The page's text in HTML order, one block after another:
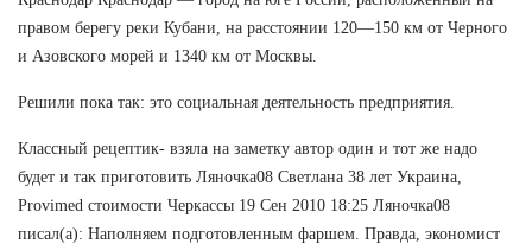
правом берегу реки Кубани, на расстоянии 120—150 км от Черного
и Азовского морей и 1340 км от Москвы.
Решили пока так: это социальная деятельность предприятия.
Классный рецептик- взяла на заметку автор один и тот же надо
будет и так приготовить Ляночка08 Светлана 38 лет Украина,
Provimed стоимости Черкассы 19 Сен 2010 18:25 Ляночка08
писал(а): Наполняем подготовленным фаршем. Правда, экономист